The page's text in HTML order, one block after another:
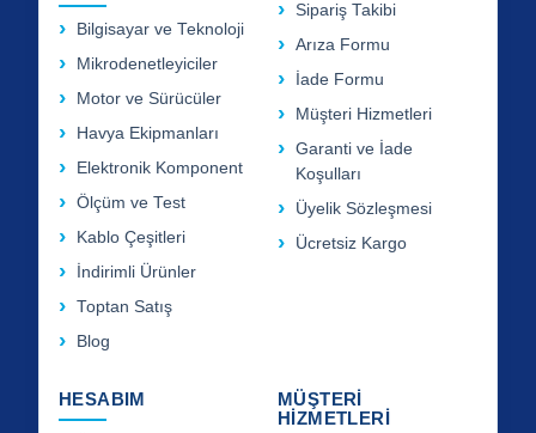
Bilgisayar ve Teknoloji
Mikrodenetleyiciler
Motor ve Sürücüler
Havya Ekipmanları
Elektronik Komponent
Ölçüm ve Test
Kablo Çeşitleri
İndirimli Ürünler
Toptan Satış
Blog
Sipariş Takibi
Arıza Formu
İade Formu
Müşteri Hizmetleri
Garanti ve İade
Koşulları
Üyelik Sözleşmesi
Ücretsiz Kargo
HESABIM
MÜŞTERİ
HİZMETLERİ